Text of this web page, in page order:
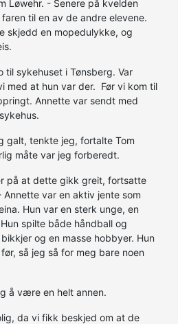
Løwehr. - Senere på kvelden
til en av de andre elevene.
skjedd en mopedulykke, og
til sykehuset i Tønsberg. Var
med at hun var der. Før vi kom til
Annette var sendt med
galt, tenkte jeg, fortalte Tom
måte var jeg forberedt.
på at dette gikk greit, fortsatte
Annette var en aktiv jente som
Hun var en sterk unge, en
spilte både håndball og
og en masse hobbyer. Hun
så jeg så for meg bare noen
å være en helt annen.
da vi fikk beskjed om at de